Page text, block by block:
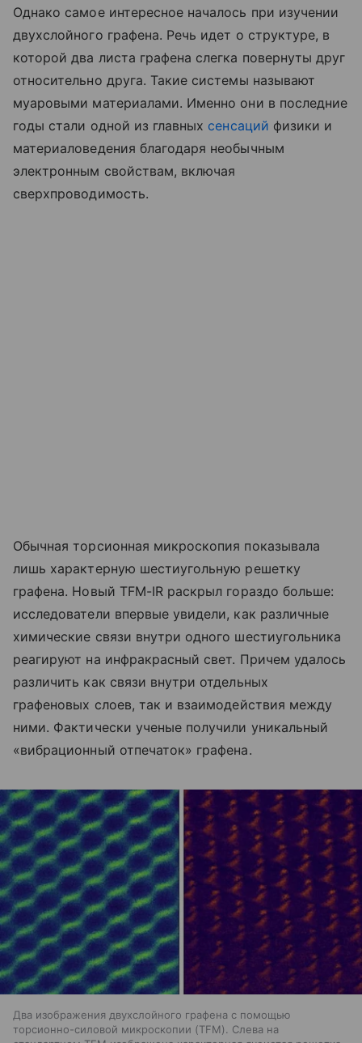
Однако самое интересное началось при изучении
двухслойного графена. Речь идет о структуре, в
которой два листа графена слегка повернуты друг
относительно друга. Такие системы называют
муаровыми материалами. Именно они в последние
годы стали одной из главных сенсаций физики и
материаловедения благодаря необычным
электронным свойствам, включая
сверхпроводимость.
Обычная торсионная микроскопия показывала
лишь характерную шестиугольную решетку
графена. Новый TFM-IR раскрыл гораздо больше:
исследователи впервые увидели, как различные
химические связи внутри одного шестиугольника
реагируют на инфракрасный свет. Причем удалось
различить как связи внутри отдельных
графеновых слоев, так и взаимодействия между
ними. Фактически ученые получили уникальный
«вибрационный отпечаток» графена.
Два изображения двухслойного графена с помощью
торсионно-силовой микроскопии (TFM). Слева на